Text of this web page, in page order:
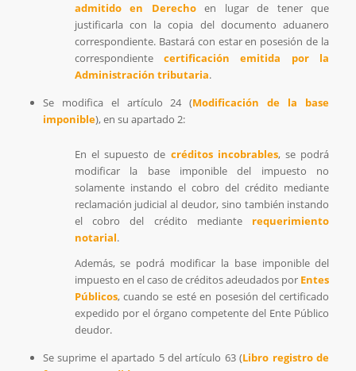
admitido en Derechoen lugar de tener que
justificarla con la copia del documento aduanero
correspondiente. Bastará con estar en posesión de la
correspondientecertificación emitida por la
Administración tributaria.
Se modifica el artículo 24 (Modificación de la base
imponible), en su apartado 2:
En el supuesto de créditos incobrables, se podrá
modificar la base imponible del impuesto no
solamente instando el cobro del crédito mediante
reclamación judicial al deudor, sino también instando
el cobro del crédito mediante requerimiento
notarial.
Además, se podrá modificar la base imponible del
impuesto en el caso de créditos adeudados por Entes
Públicos, cuando se esté en posesión del certificado
expedido por el órgano competente del Ente Público
deudor.
Se suprime el apartado 5 del artículo 63 (Libro registro de